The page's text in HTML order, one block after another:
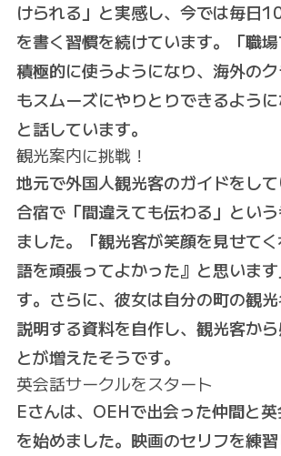
けられる」と実感し、今では毎日
を書く習慣を続けています。「職
積極的に使うようになり、海外の
もスムーズにやりとりできるように
と話しています。
観光案内に挑戦！
地元で外国人観光客のガイドをして
合宿で「間違えても伝わる」とい
ました。「観光客が笑顔を見せて
語を頑張ってよかった』と思いま
す。さらに、彼女は自分の町の観
説明する資料を自作し、観光客か
とが増えたそうです。
英会話サークルをスタート
Eさんは、OEHで出会った仲間と
を始めました。映画のセリフを練